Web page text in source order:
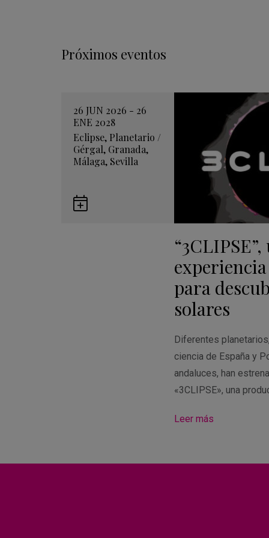
Próximos eventos
26 JUN 2026 - 26
ENE 2028
Eclipse, Planetario /
Gérgal, Granada,
Málaga, Sevilla
para
solares
Diferentes
ciencia de España y
andaluces, han
«3CLIPSE», una
Leer más